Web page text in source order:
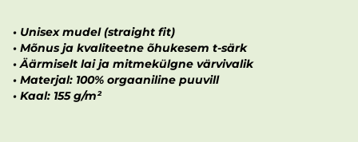
• Unisex mudel (straight fit)
• Mõnus ja kvaliteetne õhukesem t-särk
•Äärmiselt lai ja mitmekülgne värvivalik
• Materjal: 100% orgaaniline puuvill
• Kaal: 155 g/m²